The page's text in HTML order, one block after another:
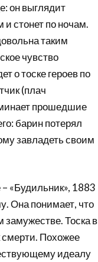
он выглядит
и стонет по ночам.
таким
чувство
о тоске героев по
(плач
прошедшие
барин потерял
завладеть своим
«Будильник», 1883
Она понимает, что
замужестве. Тоска в
смерти. Похожее
идеалу